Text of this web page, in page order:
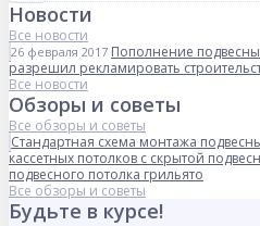
Новости
Все новости
26 февраля 2017 Пополнение
разрешил рекламировать
Все новости
Обзоры и советы
Все обзоры и советы
Стандартная схема монтажа
кассетных потолков с скрытой
подвесного потолка грильято
Все обзоры и советы
Будьте в курсе!